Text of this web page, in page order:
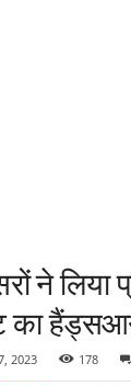
ने लिया
का
2023 178